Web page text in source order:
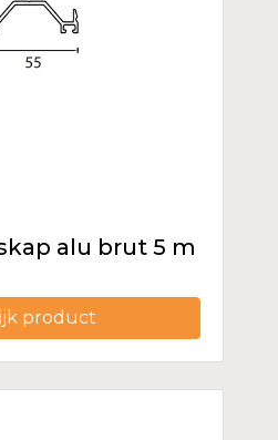
alu brut 5 m
product